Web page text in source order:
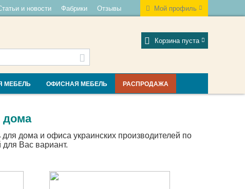
Мой профиль
и новости Фабрики Отзывы
Корзина пуста
МЕБЕЛЬ ОФИСНАЯ МЕБЕЛЬ РАСПРОДАЖА
дома
дома и офиса украинских производителей по
Вас вариант.